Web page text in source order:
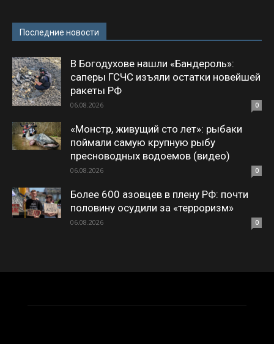
Последние новости
В Богодухове нашли «Бандероль»:
саперы ГСЧС изъяли остатки новейшей
ракеты РФ
06.08.2026 0
«Монстр, живущий сто лет»: рыбаки
поймали самую крупную рыбу
пресноводных водоемов (видео)
06.08.2026 0
Более 600 азовцев в плену РФ: почти
половину осудили за «терроризм»
06.08.2026 0